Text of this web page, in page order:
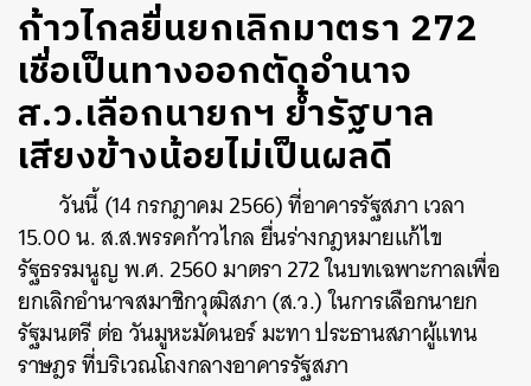
ก้าวไกลยื่นยกเลิกมาตรา 272
เชื่อเป็นทางออกตัดอำนาจ
ส.ว.เลือกนายกฯ ย้ำรัฐบาล
เสียงข้างน้อยไม่เป็นผลดี
วันนี้ (14 กรกฎาคม 2566) ที่อาคารรัฐสภา เวลา
15.00 น. ส.ส.พรรคก้าวไกล ยื่นร่างกฎหมายแก้ไข
รัฐธรรมนูญ พ.ศ. 2560 มาตรา 272 ในบทเฉพาะกาลเพื่อ
ยกเลิกอำนาจสมาชิกวุฒิสภา (ส.ว.) ในการเลือกนายก
รัฐมนตรี ต่อ วันมูหะมัดนอร์ มะทา ประธานสภาผู้แทน
ราษฎร ที่บริเวณโถงกลางอาคารรัฐสภา